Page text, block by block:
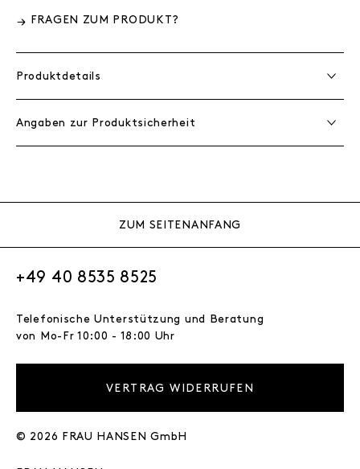
FRAGEN ZUM PRODUKT?
Produktdetails
Angaben zur Produktsicherheit
ZUM SEITENANFANG
+49 40 8535 8525
Telefonische Unterstützung und Beratung
von Mo-Fr 10:00 - 18:00 Uhr
VERTRAG WIDERRUFEN
© 2026 FRAU HANSEN GmbH